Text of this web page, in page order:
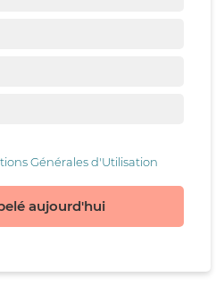
Générales d'Utilisation
aujourd'hui